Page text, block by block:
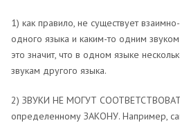
1) как правило, не существует
одного языка и каким-то одним
это значит, что в одном языке
звукам другого языка.
2) ЗВУКИ НЕ МОГУТ
определенному ЗАКОНУ. Например,